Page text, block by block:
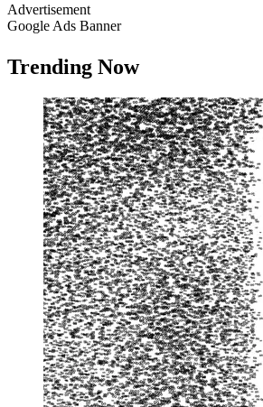
Advertisement
Google Ads Banner
Trending Now